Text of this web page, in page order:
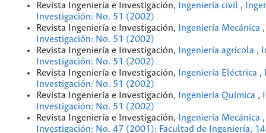
Revista Ingeniería e Investigación, Ingeniería civil ,
Investigación: No. 51 (2002)
Revista Ingeniería e Investigación,
Ingeniería Mecánica
Investigación: No. 51 (2002)
Revista Ingeniería e Investigación,
Ingeniería agrícola ,
Investigación: No. 51 (2002)
Revista Ingeniería e Investigación,
Ingeniería Eléctrica ,
Investigación: No. 51 (2002)
Revista Ingeniería e Investigación,
Ingeniería Química ,
Investigación: No. 51 (2002)
Revista Ingeniería e Investigación,
Ingeniería Mecánica
Investigación: No. 47 (2001): Facultad de Ingeniería,